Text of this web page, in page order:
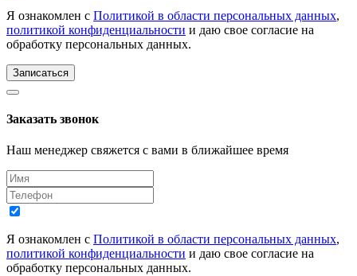
Я ознакомлен с Политикой в области персональных данных,
политикой конфиденциальности и даю свое согласие на
обработку персональных данных.
Записаться
Заказать звонок
Наш менеджер свяжется с вами в ближайшее время
Я ознакомлен с Политикой в области персональных данных,
политикой конфиденциальности и даю свое согласие на
обработку персональных данных.